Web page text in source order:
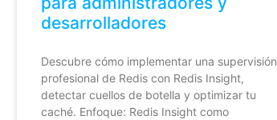
desarrolladores
Descubre cómo implementar una supervisión
profesional de Redis con Redis Insight,
detectar cuellos de botella y optimizar tu
caché. Enfoque: Redis Insight como